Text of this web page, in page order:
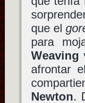
que el
para
Weaving
afrontar
Newton.